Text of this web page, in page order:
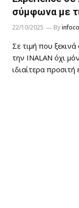
σύμφωνα με
22/10/2025 By
Σε τιμή που
την INALAN όχι
ιδιαίτερα προσιτή